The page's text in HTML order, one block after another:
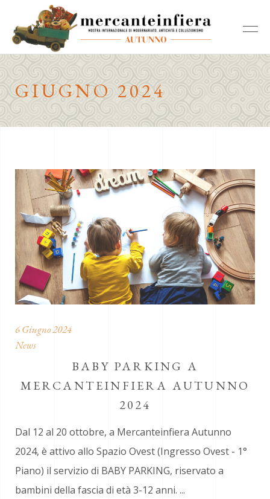
GIUGNO 2024
6 Giugno 2024
News
BABY PARKING A
MERCANTEINFIERA AUTUNNO
2024
Dal 12 al 20 ottobre, a Mercanteinfiera Autunno
2024, è attivo allo Spazio Ovest (Ingresso Ovest - 1°
Piano) il servizio di BABY PARKING, riservato a
bambini della fascia di età 3-12 anni.